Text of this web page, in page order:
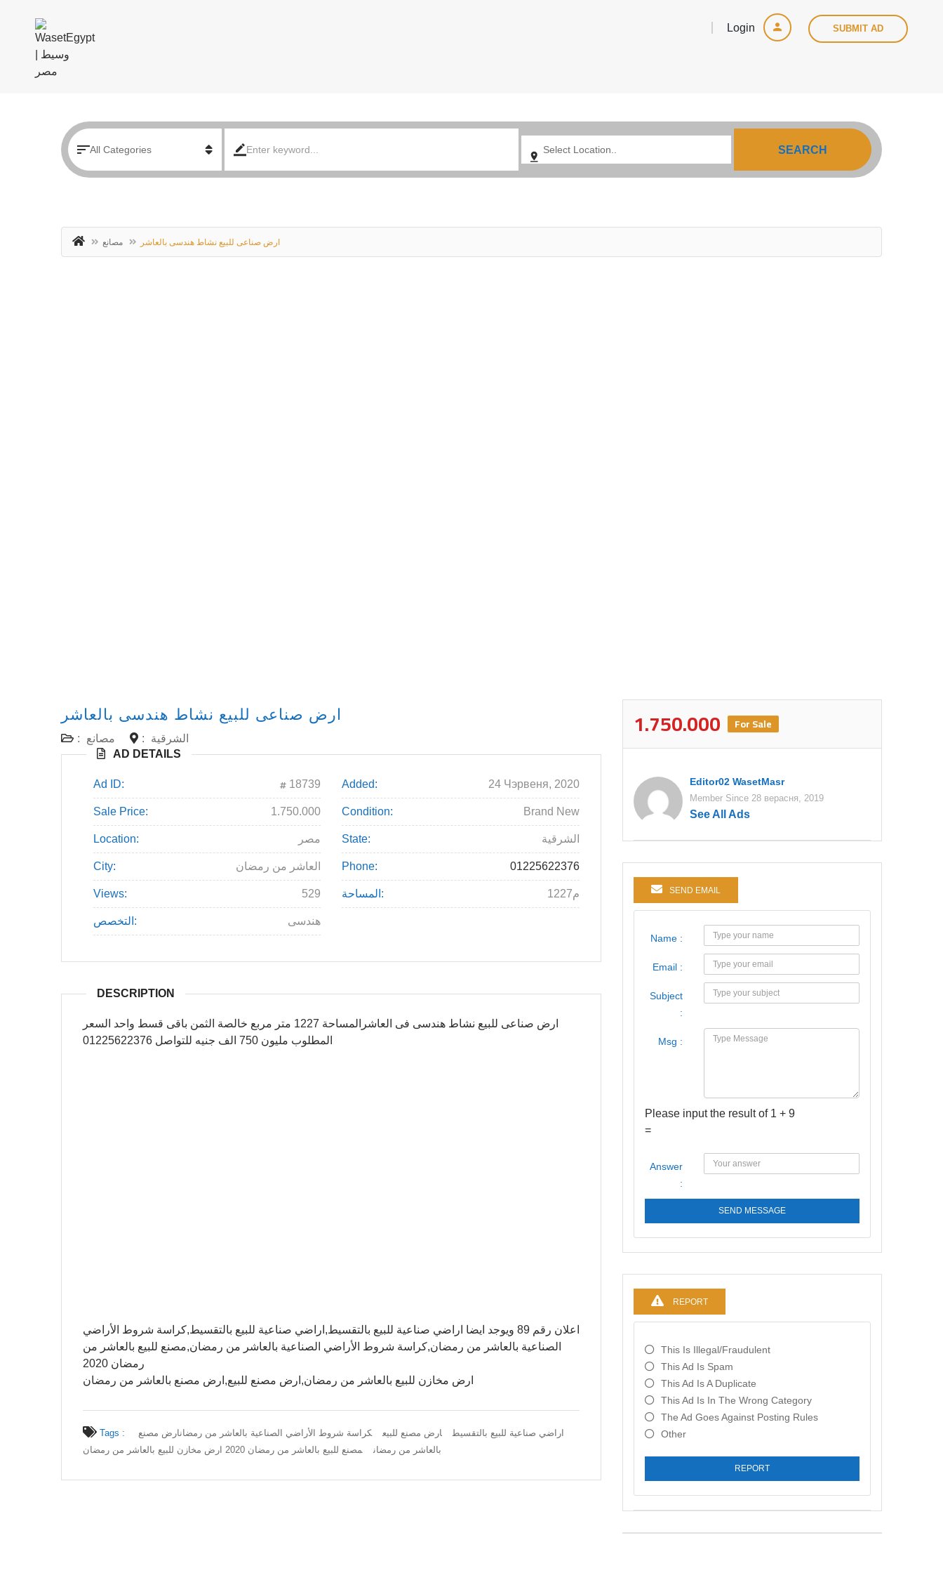
Login SUBMIT AD
SEARCH
مصانع ارض صناعى للبيع نشاط هندسى بالعاشر
ارض صناعى للبيع نشاط هندسى بالعاشر
: مصانع :
الشرقية
AD DETAILS
Ad ID: 18739 Added: 24 Чэрвеня, 2020
Sale Price: 1.750.000 Condition: Brand New
Location: مصر State: الشرقية
City: العاشر من رمضان Phone: 01225622376
Views: 529 المساحة: 1227م
التخصص: هندسى
DESCRIPTION
ارض صناعى للبيع نشاط هندسى فى العاشرالمساحة 1227 متر مربع خالصة الثمن باقى قسط واحد السعر
المطلوب مليون 750 الف جنيه للتواصل 01225622376
اعلان رقم 89 ويوجد ايضا اراضي صناعية للبيع بالتقسيط,اراضي صناعية للبيع بالتقسيط,كراسة شروط الأراضي
الصناعية بالعاشر من رمضان,كراسة شروط الأراضي الصناعية بالعاشر من رمضان,مصنع للبيع بالعاشر من
رمضان 2020
ارض مخازن للبيع بالعاشر من رمضان,ارض مصنع للبيع,ارض مصنع بالعاشر من رمضان
Tags : اراضي صناعية للبيع بالتقسيط ارض مصنع للبيع كراسة شروط الأراضي الصناعية بالعاشر من رمضانارض مصنع
بالعاشر من رمضان
مصنع للبيع بالعاشر من رمضان 2020 ارض مخازن للبيع بالعاشر من رمضان
1.750.000 For Sale
Editor02 WasetMasr
Member Since 28 верасня, 2019
See All Ads
SEND EMAIL
Name :
Email :
Subject
:
Msg :
Please input the result of 1 + 9
=
Answer
:
SEND MESSAGE
REPORT
This Is Illegal/fraudulent
This Ad Is Spam
This Ad Is A Duplicate
This Ad Is In The Wrong Category
The Ad Goes Against Posting Rules
Other
REPORT